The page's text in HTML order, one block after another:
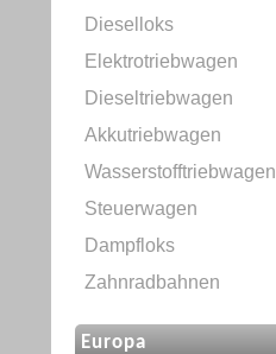
Dieselloks
Elektrotriebwagen
Dieseltriebwagen
Akkutriebwagen
Wasserstofftriebwagen
Steuerwagen
Dampfloks
Zahnradbahnen
Europa